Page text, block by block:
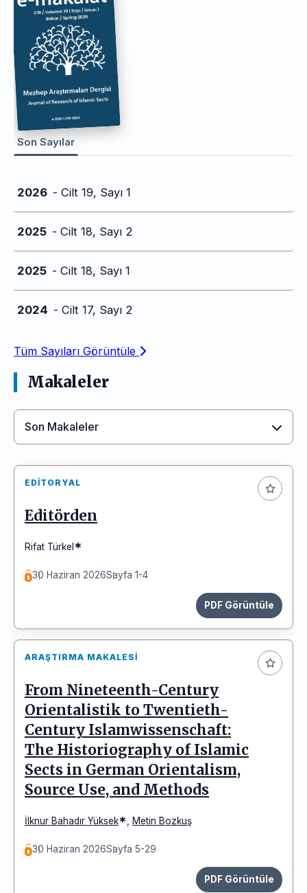
Son Sayılar
2026 - Cilt 19, Sayı 1
2025 - Cilt 18, Sayı 2
2025 - Cilt 18, Sayı 1
2024 - Cilt 17, Sayı 2
Tüm Sayıları Görüntüle
Makaleler
Son Makaleler
EDITORYAL
Editörden
Rifat Türkel *
30 Haziran 2026Sayfa 1-4
PDF Görüntüle
ARAŞTIRMA MAKALESI
From Nineteenth-Century
Orientalistik to Twentieth-
Century Islamwissenschaft:
The Historiography of Islamic
Sects in German Orientalism,
Source Use, and Methods
İlknur Bahadır Yüksek* Metin Bozkuş
30 Haziran 2026Sayfa 5-29
PDF Görüntüle